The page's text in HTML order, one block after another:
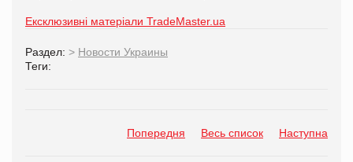
Ексклюзивні матеріали TradeMaster.ua
Раздел: > Новости Украины
Теги:
Попередня Весь список Наступна